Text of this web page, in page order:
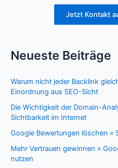
Jetzt Kontakt
Neueste Beiträge
Warum nicht jeder Backlink
Einordnung aus SEO-Sicht
Die Wichtigkeit der Domain-
Sichtbarkeit im Internet
Google Bewertungen löschen »
Mehr Vertrauen gewinnen »
nutzen